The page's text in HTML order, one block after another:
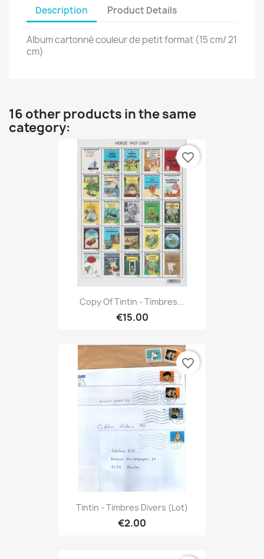
Description Product Details
Album cartonné couleur de petit format (15 cm/ 21
cm)
16 other products in the same
category:
Copy Of Tintin - Timbres...
€15.00
favorite_border
Tintin - Timbres Divers (lot)
€2.00
favorite_border